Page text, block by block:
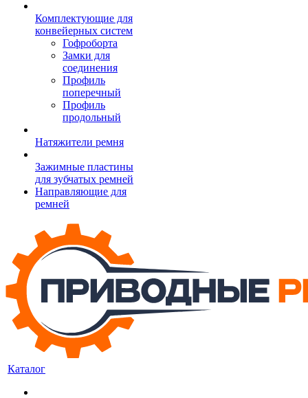
Комплектующие для
конвейерных систем
Гофроборта
Замки для
соединения
Профиль
поперечный
Профиль
продольный
Натяжители ремня
Зажимные пластины
для зубчатых ремней
Направляющие для
ремней
Каталог